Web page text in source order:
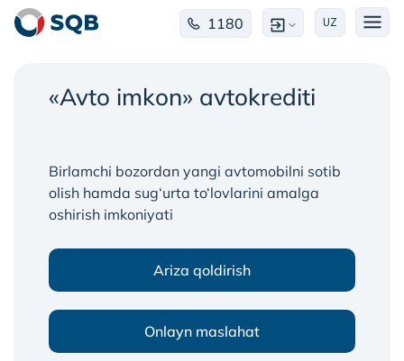
1180 UZ
«Avto imkon» avtokrediti
Birlamchi bozordan yangi avtomobilni sotib
olish hamda sug‘urta to‘lovlarini amalga
oshirish imkoniyati
Ariza qoldirish
Onlayn maslahat